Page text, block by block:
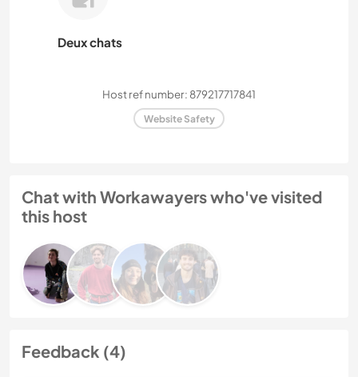
Deux chats
Host ref number: 879217717841
Website Safety
Chat with Workawayers who've visited
this host
Feedback (4)